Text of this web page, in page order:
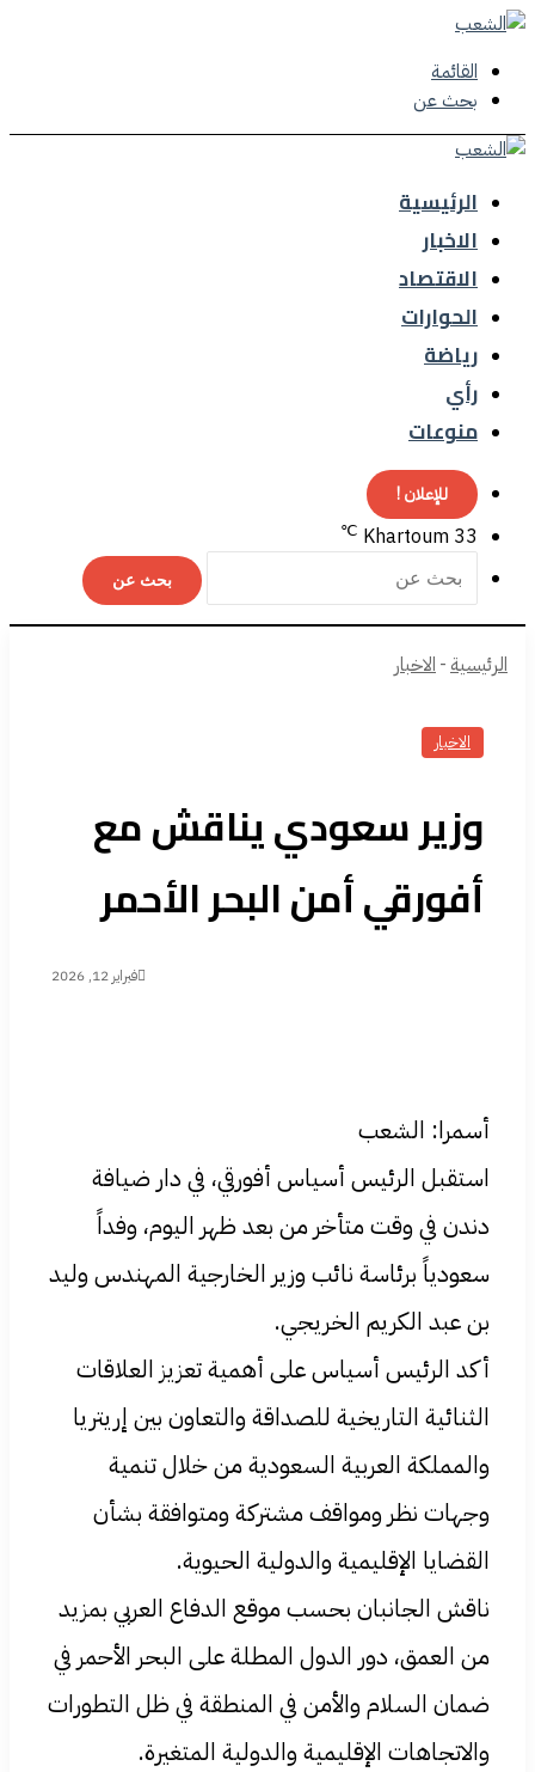
القائمة
بحث عن
الرئيسية
الاخبار
الاقتصاد
الحوارات
رياضة
رأي
منوعات
للإعلان !
Khartoum 33
℃
بحث عن
الرئيسية-الاخبار
الاخبار
وزير سعودي يناقش مع
أفورقي أمن البحر الأحمر
فبراير 12, 2026
أسمرا: الشعب
‏استقبل الرئيس أسياس أفورقي، في دار ضيافة
دندن في وقت متأخر من بعد ظهر اليوم، وفداً
سعودياً برئاسة نائب وزير الخارجية المهندس وليد
بن عبد الكريم الخريجي.
‏أكد الرئيس أسياس على أهمية تعزيز العلاقات
الثنائية التاريخية للصداقة والتعاون بين إريتريا
والمملكة العربية السعودية من خلال تنمية
وجهات نظر ومواقف مشتركة ومتوافقة بشأن
القضايا الإقليمية والدولية الحيوية.
‏ناقش الجانبان بحسب موقع الدفاع العربي بمزيد
من العمق، دور الدول المطلة على البحر الأحمر في
ضمان السلام والأمن في المنطقة في ظل التطورات
والاتجاهات الإقليمية والدولية المتغيرة.